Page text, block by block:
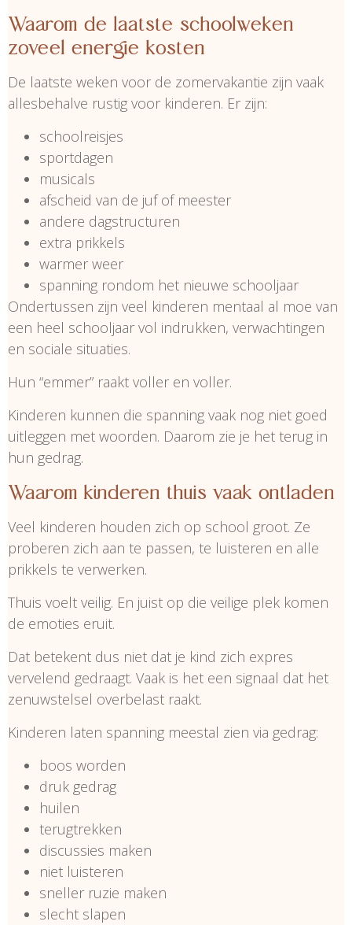
Waarom de laatste schoolweken
zoveel energie kosten
De laatste weken voor de zomervakantie zijn vaak
allesbehalve rustig voor kinderen. Er zijn:
schoolreisjes
sportdagen
musicals
afscheid van de juf of meester
andere dagstructuren
extra prikkels
warmer weer
spanning rondom het nieuwe schooljaar
Ondertussen zijn veel kinderen mentaal al moe van
een heel schooljaar vol indrukken, verwachtingen
en sociale situaties.
Hun “emmer” raakt voller en voller.
Kinderen kunnen die spanning vaak nog niet goed
uitleggen met woorden. Daarom zie je het terug in
hun gedrag.
Waarom kinderen thuis vaak ontladen
Veel kinderen houden zich op school groot. Ze
proberen zich aan te passen, te luisteren en alle
prikkels te verwerken.
Thuis voelt veilig. En juist op die veilige plek komen
de emoties eruit.
Dat betekent dus niet dat je kind zich expres
vervelend gedraagt. Vaak is het een signaal dat het
zenuwstelsel overbelast raakt.
Kinderen laten spanning meestal zien via gedrag:
boos worden
druk gedrag
huilen
terugtrekken
discussies maken
niet luisteren
sneller ruzie maken
slecht slapen